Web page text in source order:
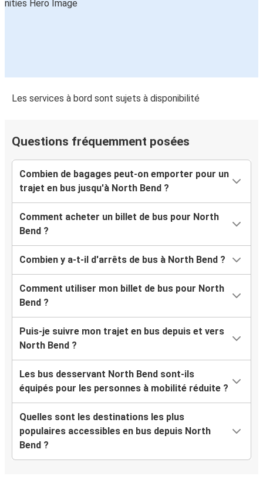
Les services à bord sont sujets à disponibilité
Questions fréquemment posées
Combien de bagages peut-on emporter pour un
trajet en bus jusqu'à North Bend ?
Comment acheter un billet de bus pour North
Bend ?
Combien y a-t-il d'arrêts de bus à North Bend ?
Comment utiliser mon billet de bus pour North
Bend ?
Puis-je suivre mon trajet en bus depuis et vers
North Bend ?
Les bus desservant North Bend sont-ils
équipés pour les personnes à mobilité réduite ?
Quelles sont les destinations les plus
populaires accessibles en bus depuis North
Bend ?